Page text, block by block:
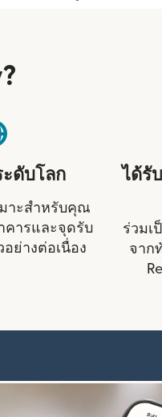
ะดับโลก
าะสำหรับคุณ
คารและจุดรับ
ย่างต่อเนื่อง
ได้รั
ร่วมเ
จาก